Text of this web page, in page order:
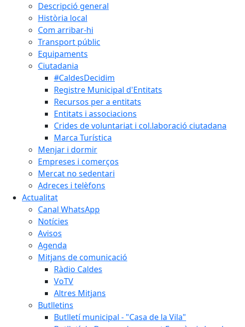
Descripció general
Història local
Com arribar-hi
Transport públic
Equipaments
Ciutadania
#CaldesDecidim
Registre Municipal d'Entitats
Recursos per a entitats
Entitats i associacions
Crides de voluntariat i col.laboració ciutadana
Marca Turística
Menjar i dormir
Empreses i comerços
Mercat no sedentari
Adreces i telèfons
Actualitat
Canal WhatsApp
Notícies
Avisos
Agenda
Mitjans de comunicació
Ràdio Caldes
VoTV
Altres Mitjans
Butlletins
Butlletí municipal - "Casa de la Vila"